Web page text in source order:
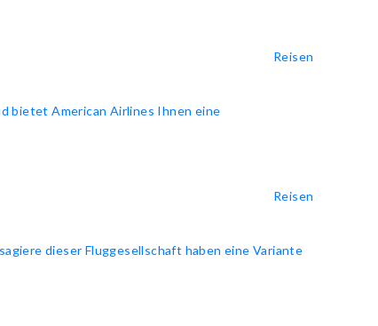
Reisen
bietet American Airlines Ihnen eine
Reisen
dieser Fluggesellschaft haben eine Variante